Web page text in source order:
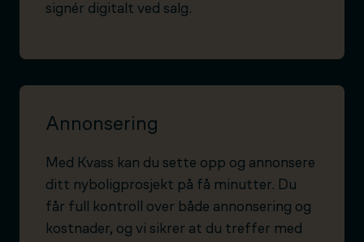
signér digitalt ved salg.
Annonsering
Med Kvass kan du sette opp og annonsere
ditt nyboligprosjekt på få minutter. Du
får full kontroll over både annonsering og
kostnader, og vi sikrer at du treffer med